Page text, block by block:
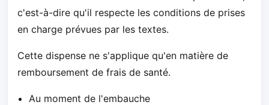
c'est-à-dire qu'il respecte les conditions de prises
en charge prévues par les textes.
Cette dispense ne s'applique qu'en matière de
remboursement de frais de santé.
Au moment de l'embauche